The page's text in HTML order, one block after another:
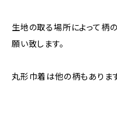
生地の取る場所によって柄
願い致します。
丸形巾着は他の柄もあります